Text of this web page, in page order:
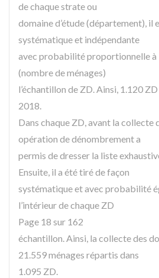
de chaque strate ou
domaine d’étude (département), il
systématique et indépendante
avec probabilité proportionnelle à
(nombre de ménages)
l’échantillon de ZD. Ainsi, 1.120
2018.
Dans chaque ZD, avant la collecte
opération de dénombrement a
permis de dresser la liste
Ensuite, il a été tiré de façon
systématique et avec probabilité
l’intérieur de chaque ZD
Page 18 sur 162
échantillon. Ainsi, la collecte des
21.559 ménages répartis dans
1.095 ZD.